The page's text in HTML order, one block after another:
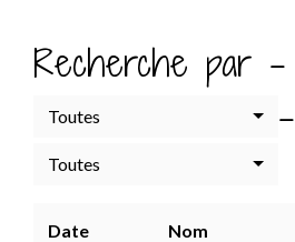
Recherche par -
Toutes -
Toutes
Date Nom